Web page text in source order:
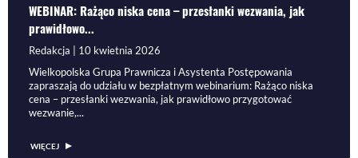
WEBINAR: Rażąco niska cena – przesłanki wezwania, jak
prawidłowo...
Redakcja | 10 kwietnia 2026
Wielkopolska Grupa Prawnicza i Asystenta Postępowania
zapraszają do udziału w bezpłatnym webinarium: Rażąco niska
cena – przesłanki wezwania, jak prawidłowo przygotować
wezwanie,...
WIĘCEJ